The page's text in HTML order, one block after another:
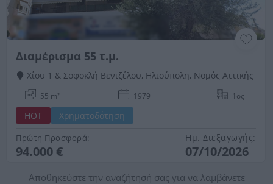
Διαμέρισμα 55 τ.μ.
Χίου 1 & Σοφοκλή Βενιζέλου, Ηλιούπολη, Νομός Αττικής
55 m² 1979 1ος
HOT Χρηματοδότηση
Πρώτη Προσφορά:
94.000 €
Ημ. Διεξαγωγής:
07/10/2026
Αποθηκεύστε την αναζήτησή σας για να λαμβάνετε